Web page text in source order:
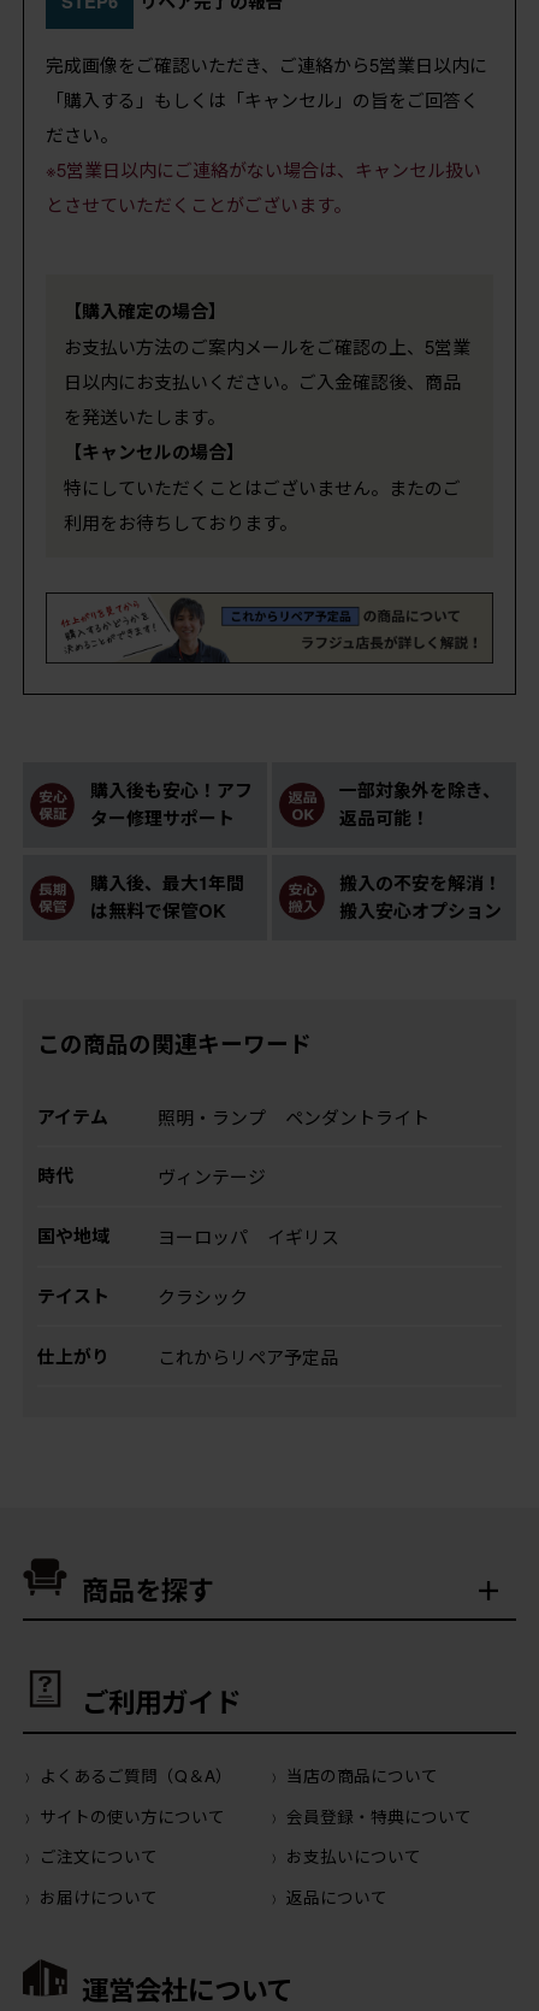
完成画像をご確認いただき、ご連絡から5営業日以内に
「購入する」もしくは「キャンセル」の旨をご回答く
ださい。
※5営業日以内にご連絡がない場合は、キャンセル扱い
とさせていただくことがございます。
【購入確定の場合】
お支払い方法のご案内メールをご確認の上、5営業
日以内にお支払いください。ご入金確認後、商品
を発送いたします。
【キャンセルの場合】
特にしていただくことはございません。またのご
利用をお待ちしております。
購入後も安心！アフ
ター修理サポート
一部対象外を除き、
返品可能！
購入後、最大1年間
は無料で保管OK
搬入の不安を解消！
搬入安心オプション
この商品の関連キーワード
アイテム 照明・ランプ ペンダントライト
時代 ヴィンテージ
国や地域 ヨーロッパ イギリス
テイスト クラシック
仕上がり これからリペア予定品
商品を探す
ご利用ガイド
よくあるご質問（Q＆A）
当店の商品について
サイトの使い方について
会員登録・特典について
ご注文について
お支払いについて
お届けについて
返品について
運営会社について